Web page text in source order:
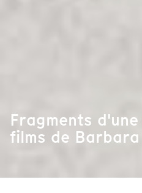
Fragments
films de